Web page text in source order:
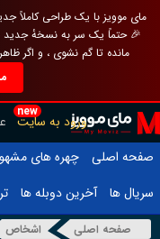
مای موویز با یک طراحی کاملاً
🎉 حتماً یک سر به نسخهٔ
مانده تا گم نشوی ، و اگر
new
ورود به سایت
صفحه اصلی
چهره های
سریال ها
آخرین دوبله ها
صفحه اصلی اشخاص